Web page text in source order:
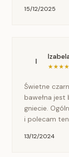
15/12/2025
I
★★★★
Świetne
bawełna
gniecie.
i polecam
13/12/2024